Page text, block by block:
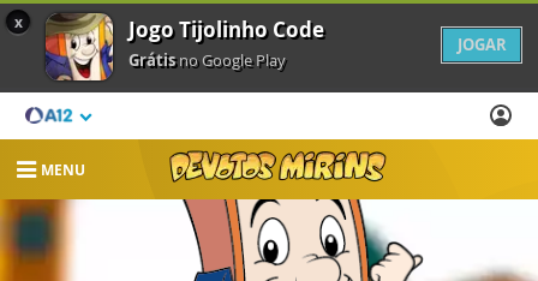
MENU
x Jogo Tijolinho Code
Grátisno Google Play
JOGAR